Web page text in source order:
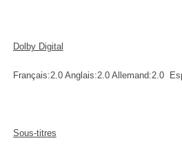
Dolby Digital
Français:2.0 Anglais:2.0 Allemand:2.0
Sous-titres